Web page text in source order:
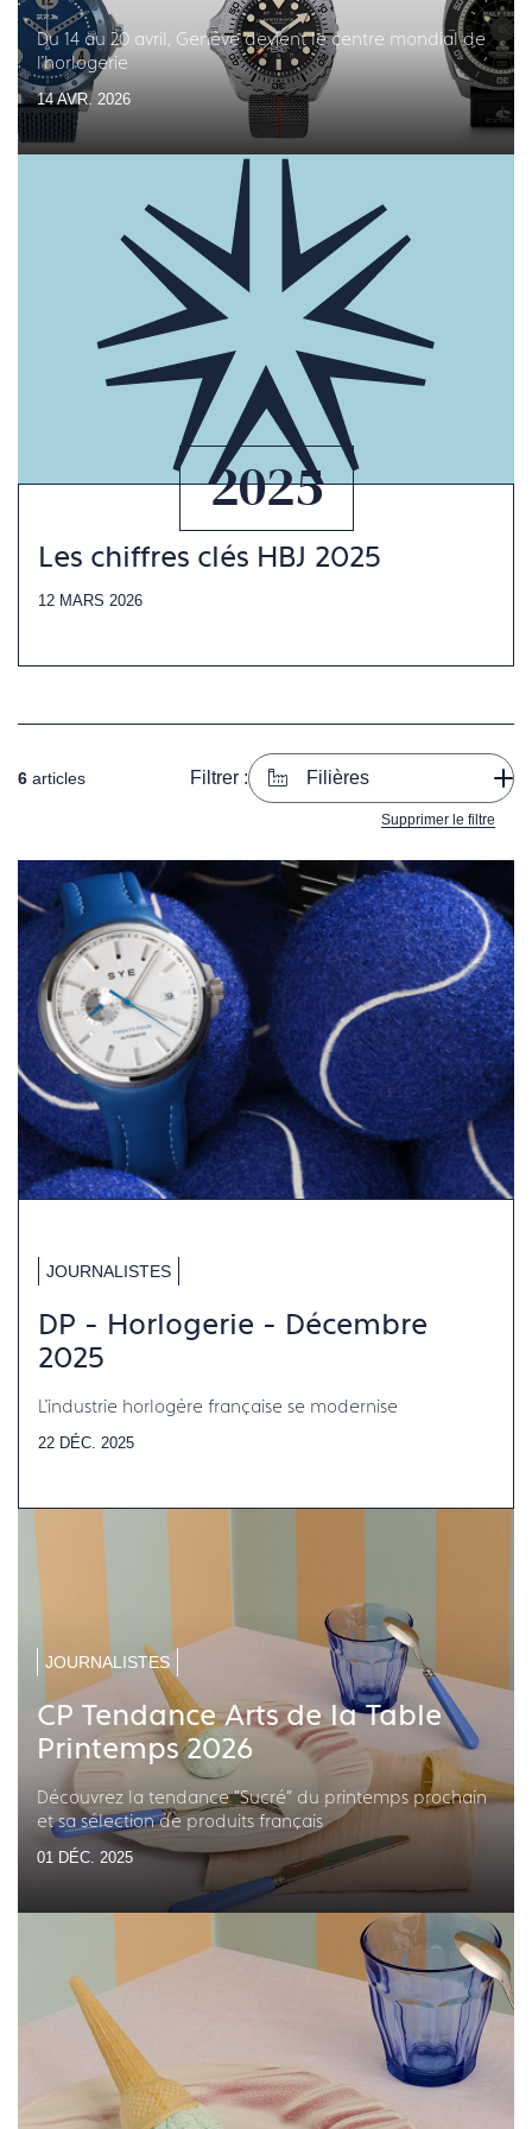
Du 14 au 20 avril, Genève devient le centre mondial de
l'horlogerie
14 AVR. 2026
2025
Les chiffres clés HBJ 2025
12 MARS 2026
6 articles Filtrer : Filières
Supprimer le filtre
JOURNALISTES
DP - Horlogerie - Décembre
2025
L'industrie horlogère française se modernise
22 DÉC. 2025
JOURNALISTES
CP Tendance Arts de la Table
Printemps 2026
Découvrez la tendance "Sucré" du printemps prochain
et sa sélection de produits français
01 DÉC. 2025